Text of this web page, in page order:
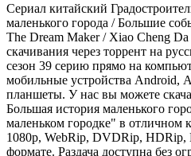
Сериал китайский
маленького города / Большие
The Dream Maker / Xiao Cheng
скачивания через торрент на
сезон 39 серию прямо на
мобильные устройства Android,
планшеты. У нас вы можете
Большая история маленького
маленьком городке" в отличном
1080p, WebRip, DVDRip,
формате. Раздача доступна без